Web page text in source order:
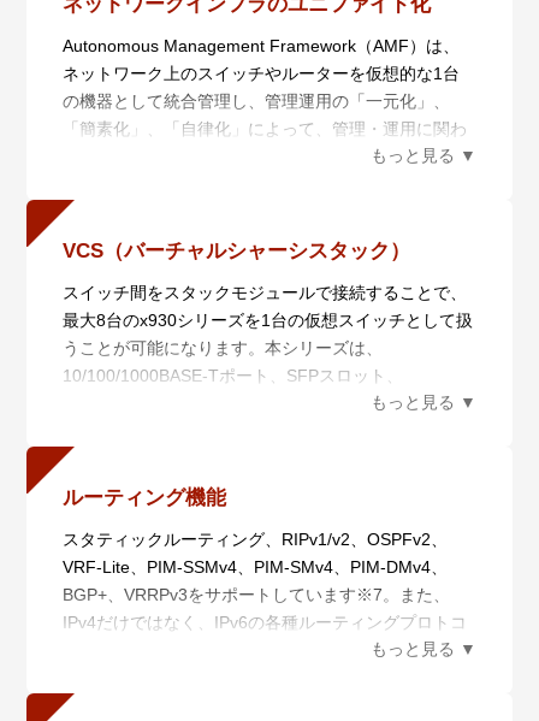
Autonomous Management Framework（AMF）は、
ネットワーク上のスイッチやルーターを仮想的な1台
の機器として統合管理し、管理運用の「一元化」、
「簡素化」、「自律化」によって、管理・運用に関わ
るコストの削減を実現するネットワーク仮想化機能で
管理されるAMF Plusメンバーからなり、6つの機能に
よりネットワークの統合管理を行います。
また、AMF Plusは日々ネットワークの状態を収集分析
によって学習し、AT-Vista Manager EXと組み合わせ
てお使いいただくことで、あらかじめ定義されたポリ
シーを用いて自動的にネットワークを最適な状態に保
ちます。蓄積したデータを数値化することにより、担
当者の経験で行われていた業務を平易な作業に落とし
・ 一元管理（セントライズドマネージメント）
AMF Plusマスターから多数のAMF Plusメンバーを一
・ 自動構築（オートレジリエントコネクション）
AMF Plusネットワークの自動構築およびAMF Plusメ
ンバーの自動認識を行います。
・ 自動復旧（スマートプロビジョニング）
AMF Plusメンバー設置時の自動設定（ゼロタッチイン
交換機器の自動復旧（オートリカバリー）、複数AMF
VCS（バーチャルシャーシスタック）
スイッチ間をスタックモジュールで接続することで、
最大8台のx930シリーズを1台の仮想スイッチとして扱
うことが可能になります。本シリーズは、
10/100/1000BASE-Tポート、SFPスロット、
SFP/SFP+スロット、拡張モジュール「AT-StackQS」
スタック接続されたスイッチは各種情報を同期してい
るため、仮に1台に障害が発生しても運用継続が可能
LD-VCS（ロングディスタンス－バーチャルシャーシ
スタック）にも対応し、長距離スタッキングが可能で
す。
これにより、離れたロケーションにあるスイッチを仮
想的に1台のスイッチ化し、シンプルかつ冗長性に優
ルーティング機能
スタティックルーティング、RIPv1/v2、OSPFv2、
VRF-Lite、PIM-SSMv4、PIM-SMv4、PIM-DMv4、
BGP+、VRRPv3をサポートしています※7。また、
IPv4だけではなく、IPv6の各種ルーティングプロトコ
ルOSPFv3、RIPng、PIM-SSMv6、PIMSMv6もサポー
さらに、MACsec※8によるイーサネット通信の暗号化